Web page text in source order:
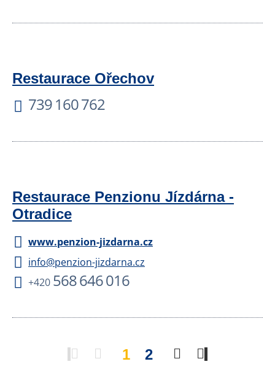
Restaurace Ořechov
739 160 762
Restaurace Penzionu Jízdárna -
Otradice
www.penzion-jizdarna.cz
info@penzion-jizdarna.cz
+420 568 646 016
1 2